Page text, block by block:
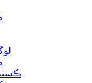
ڪسٽم ٽرو 5.1